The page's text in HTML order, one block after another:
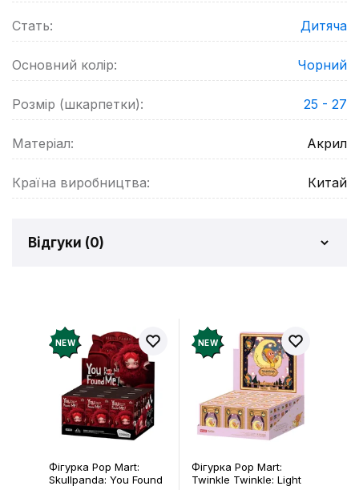
Стать: Дитяча
Основний колір: Чорний
Розмір (шкарпетки): 25 - 27
Матеріал: Акрил
Країна виробництва: Китай
Відгуки (0)
Додайте відгук і отримайте 50 грн на свій
рахунок
Залишити відгук
NEW
Фігурка Pop Mart:
Skullpanda: You Found
NEW
Фігурка Pop Mart:
Twinkle Twinkle: Light